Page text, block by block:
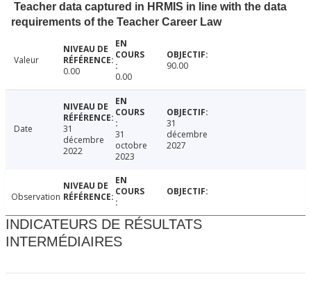
Teacher data captured in HRMIS in line with the data
requirements of the Teacher Career Law
Valeur
0.00
0.00
90.00
Date
31
décembre
2022
31
octobre
2023
31
décembre
2027
Observation
INDICATEURS DE RÉSULTATS
INTERMÉDIAIRES